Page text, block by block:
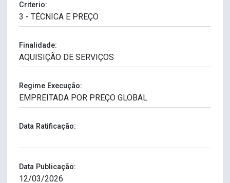
Criterio:
Finalidade:
Regime Execução:
Data Ratificação:
Data Publicação: